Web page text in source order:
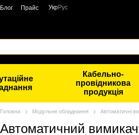
Блог Прайс УкрРус
Кабельно-
провідникова
продукція
Головна Модульне обладнання Автоматичні
Автоматичний